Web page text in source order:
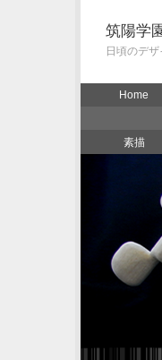
筑陽学
日頃のデザ
Home
素描